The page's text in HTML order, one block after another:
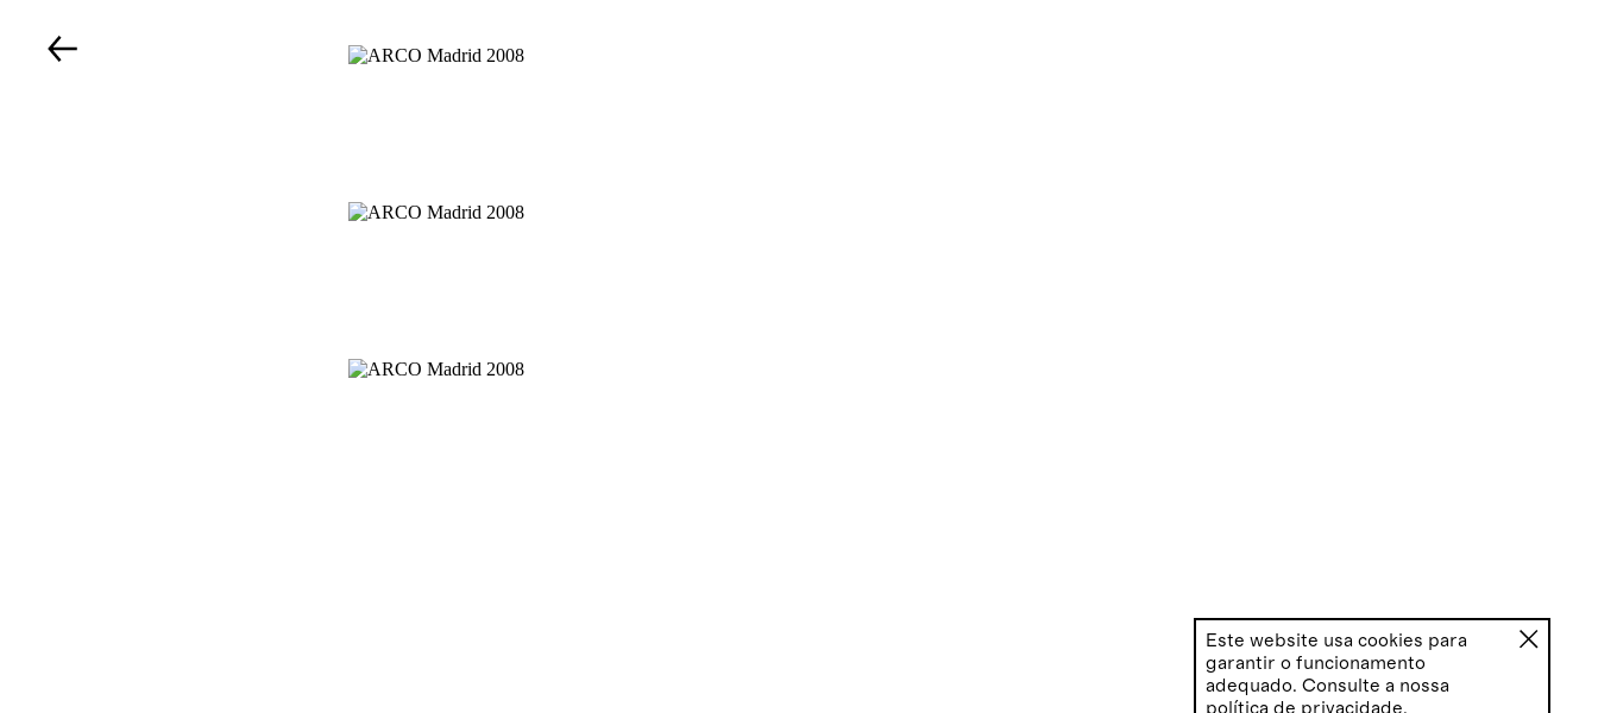
Este website usa cookies para
garantir o funcionamento
adequado. Consulte a nossa
política de privacidade.